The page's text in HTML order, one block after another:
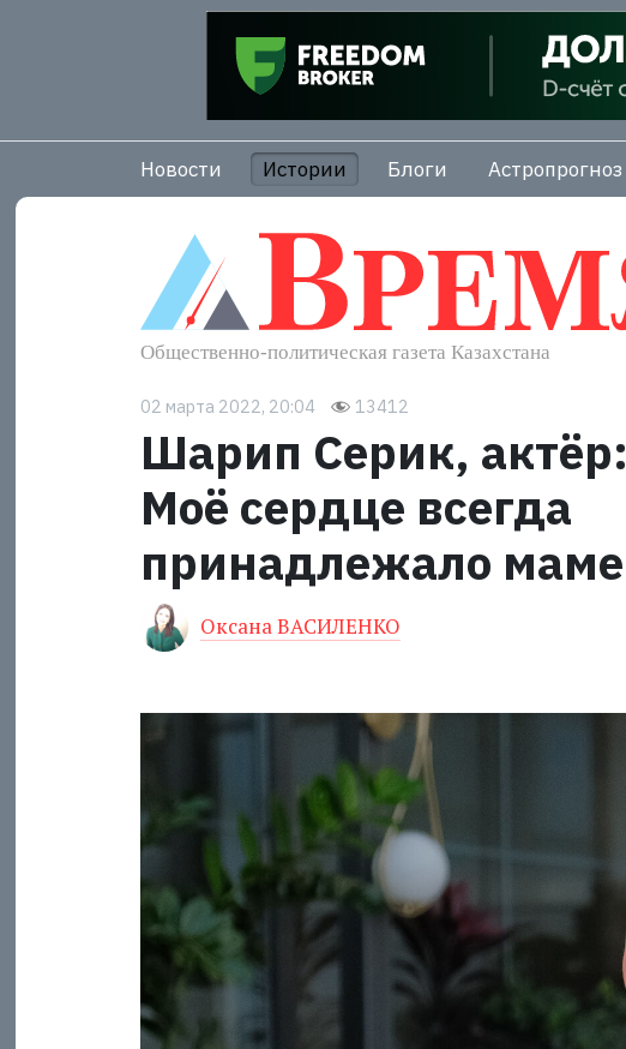
Новости Истории Блоги Астропрогноз
02 марта 2022, 20:04 13412
Шарип Серик, актёр:
Моё сердце всегда
принадлежало маме
Оксана ВАСИЛЕНКО